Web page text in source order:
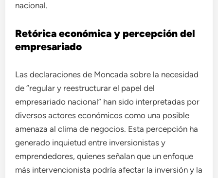
nacional.
Retórica económica y percepción del
empresariado
Las declaraciones de Moncada sobre la necesidad
de “regular y reestructurar el papel del
empresariado nacional” han sido interpretadas por
diversos actores económicos como una posible
amenaza al clima de negocios. Esta percepción ha
generado inquietud entre inversionistas y
emprendedores, quienes señalan que un enfoque
más intervencionista podría afectar la inversión y la